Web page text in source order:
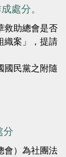
新
網
不
委
處分。
救助總會是否
織案」，提請
國民黨之附隨
分
會）為社團法